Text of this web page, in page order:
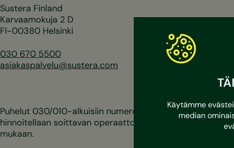
Käytämme
median
Sustera Finland
Karvaamokuja 2 D
FI-00380 Helsinki
030 670 5500
asiakaspalvelu@sustera.com
Puhelut 030/010-alkuisiin numeroihin
hinnoitellaan soittavan operaattorin
mukaan.